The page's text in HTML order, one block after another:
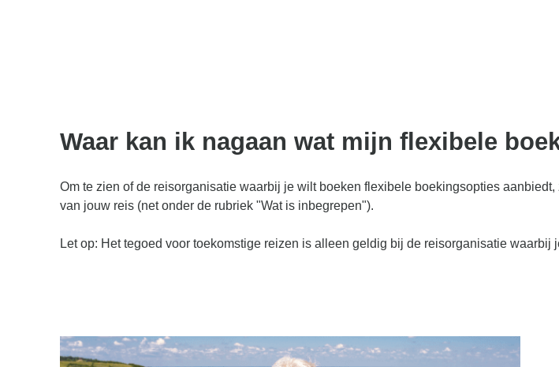
Waar kan ik nagaan wat mijn flexibele
Om te zien of de reisorganisatie waarbij je wilt boeken flexibele boekingsopties aanbiedt,
van jouw reis (net onder de rubriek "Wat is inbegrepen").
Let op: Het tegoed voor toekomstige reizen is alleen geldig bij de reisorganisatie waarbij